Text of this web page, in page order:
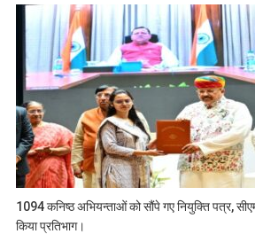
1094 कनिष्ठ अभियन्ताओं को सौंपे गए नियुक्ति पत्र,
किया प्रतिभाग।